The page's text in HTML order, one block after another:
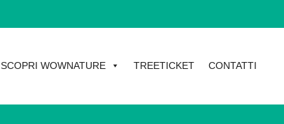
SCOPRI WOWNATURE TREETICKET CONTATTI